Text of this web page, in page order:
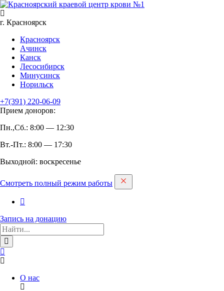
г. Красноярск
Красноярск
Ачинск
Канск
Лесосибирск
Минусинск
Норильск
+7(391) 220-06-09
Прием доноров:
Пн.,Сб.: 8:00 — 12:30
Вт.-Пт.: 8:00 — 17:30
Выходной: воскресенье
Смотреть полный режим работы
Запись на дoнацию
О нас